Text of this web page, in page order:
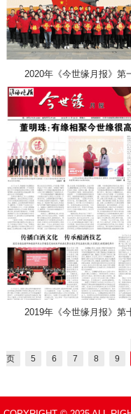
2020年《今世缘月报》第
2019年《今世缘月报》第
页
5 6 7 8 9